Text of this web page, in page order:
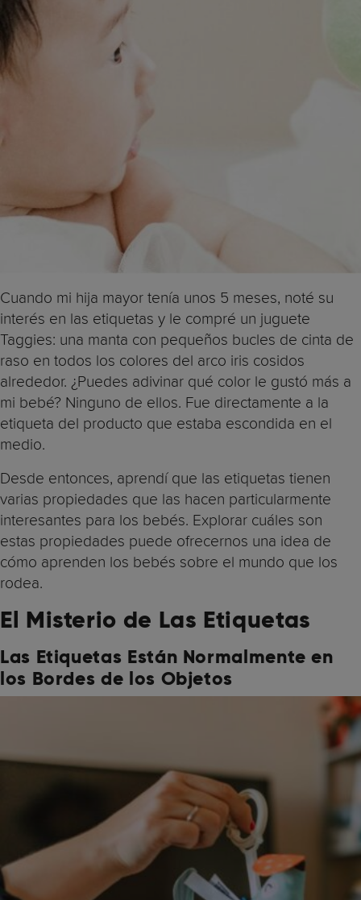
Cuando mi hija mayor tenía unos 5 meses, noté su
interés en las etiquetas y le compré un juguete
Taggies: una manta con pequeños bucles de cinta de
raso en todos los colores del arco iris cosidos
alrededor. ¿Puedes adivinar qué color le gustó más a
mi bebé? Ninguno de ellos. Fue directamente a la
etiqueta del producto que estaba escondida en el
medio.
Desde entonces, aprendí que las etiquetas tienen
varias propiedades que las hacen particularmente
interesantes para los bebés. Explorar cuáles son
estas propiedades puede ofrecernos una idea de
cómo aprenden los bebés sobre el mundo que los
rodea.
El Misterio de Las Etiquetas
Las Etiquetas Están Normalmente en
los Bordes de los Objetos